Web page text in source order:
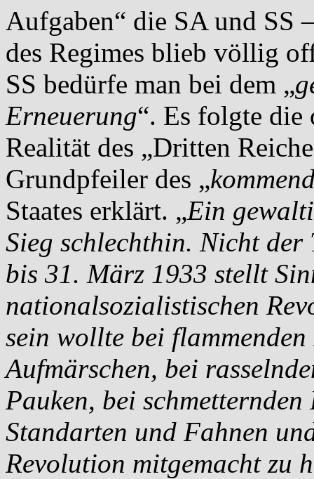
Aufgaben“ die SA und SS
des Regimes blieb völlig
SS bedürfe man bei dem „
Erneuerung“. Es folgte die
Realität des „Dritten
Grundpfeiler des „
Staates erklärt. „Ein
Sieg schlechthin. Nicht der
bis 31. März 1933 stellt
nationalsozialistischen
sein wollte bei
Aufmärschen, bei
Pauken, bei
Standarten und Fahnen
Revolution mitgemacht zu